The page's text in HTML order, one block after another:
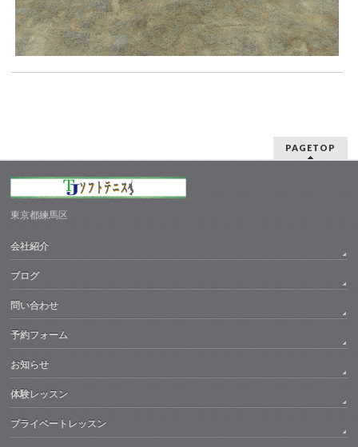
PAGETOP
東京都練馬区
会社紹介
ブログ
問い合わせ
予約フォーム
お知らせ
体験レッスン
プライベートレッスン